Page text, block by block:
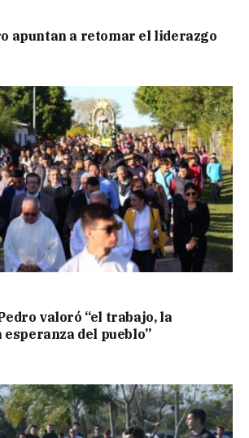
apuntan a retomar el liderazgo
valoró “el trabajo, la
del pueblo”